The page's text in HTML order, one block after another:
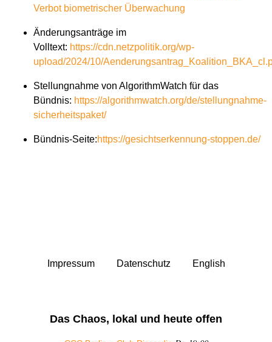
Verbot biometrischer Überwachung
Änderungsanträge im
Volltext: https://cdn.netzpolitik.org/wp-
upload/2024/10/
Stellungnahme von AlgorithmWatch für das
Bündnis: https://algorithmwatch.org/de/stellungnahme-
sicherheitspaket/
Bündnis-Seite:https://gesichtserkennung-stoppen.de/
Impressum Datenschutz English
Das Chaos, lokal und heute offen